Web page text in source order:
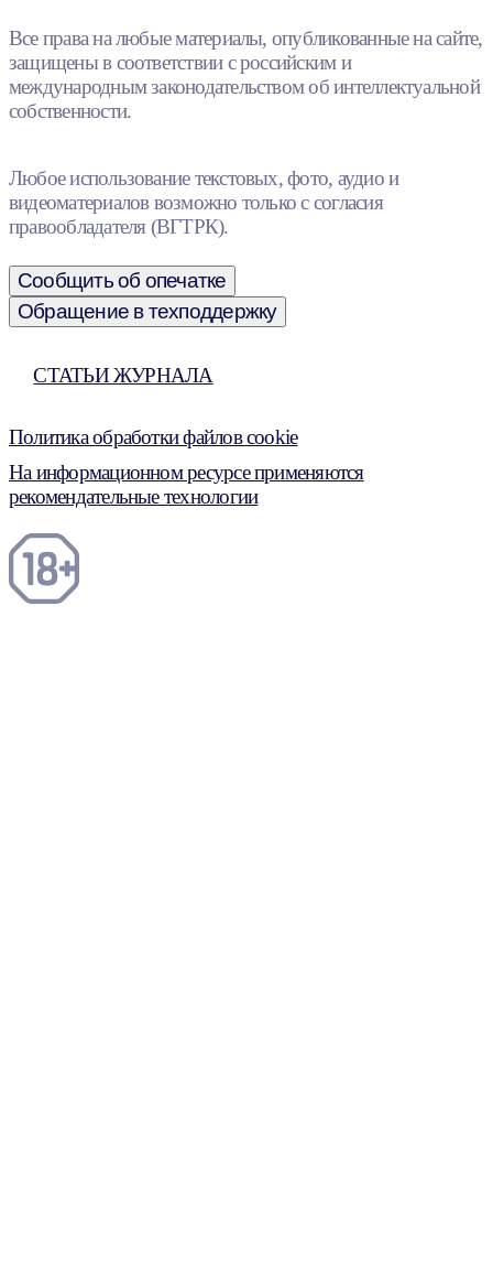
Все права на любые материалы, опубликованные на сайте,
защищены в соответствии с российским и
международным законодательством об интеллектуальной
собственности.
Любое использование текстовых, фото, аудио и
видеоматериалов возможно только с согласия
правообладателя (ВГТРК).
Сообщить об опечатке
Обращение в техподдержку
СТАТЬИ ЖУРНАЛА
Политика обработки файлов cookie
На информационном ресурсе применяются
рекомендательные технологии